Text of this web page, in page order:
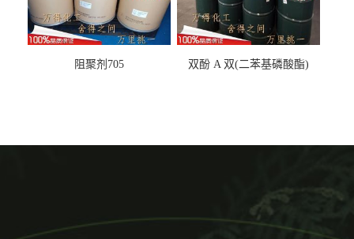
阻聚剂705 双酚 A 双(二苯基磷酸酯)